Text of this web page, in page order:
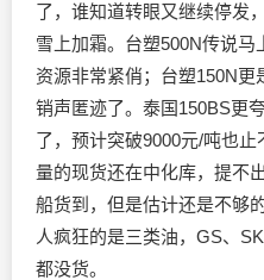
了，谁知道转眼又继续停发
雪上加霜。台塑500N传说马
资源非常紧俏；台塑150N更
销声匿迹了。泰国150BS更
了，预计突破9000元/吨也
量的现货还在中化库，提不
船货到，但是估计还是不够
人疯狂的是三类油，GS、
都没货。